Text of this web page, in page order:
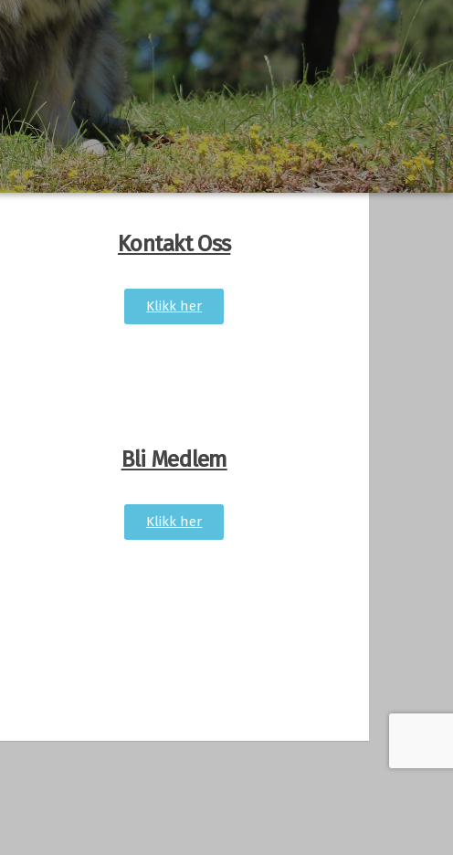
Kontakt Oss
Klikk her
Bli Medlem
Klikk her